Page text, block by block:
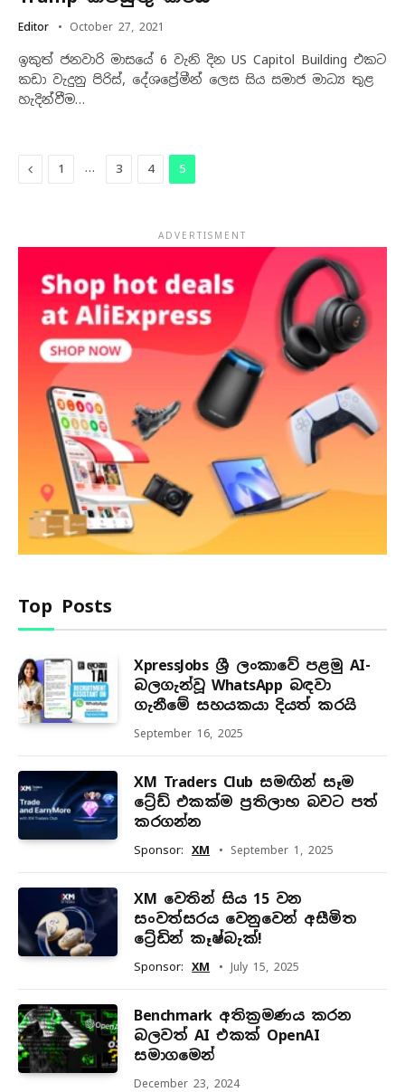
Editor October 27, 2021
ඉකුත් ජනවාරි මාසයේ 6 වැනි දින US Capitol Building එකට
කඩා වැදුනු පිරිස්, දේශප්‍රේමීන් ලෙස සිය සමාජ මාධ්‍ය තුළ
හැදින්වීම…
Previous
1 … 3 4 5
ADVERTISMENT
Top Posts
XpressJobs ශ්‍රී ලංකාවේ පළමු AI-
බලගැන්වූ WhatsApp බඳවා
ගැනීමේ සහයකයා දියත් කරයි
September 16, 2025
XM Traders Club සමඟින් සෑම
ට්‍රේඩ් එකක්ම ප්‍රතිලාභ බවට පත්
කරගන්න
Sponsor: XM September 1, 2025
XM වෙතින් සිය 15 වන
සංවත්සරය වෙනුවෙන් අසීමිත
ට්‍රේඩින් කෑෂ්බැක්!
Sponsor: XM July 15, 2025
Benchmark අතික්‍රමණය කරන
බලවත් AI එකක් OpenAI
සමාගමෙන්
December 23, 2024